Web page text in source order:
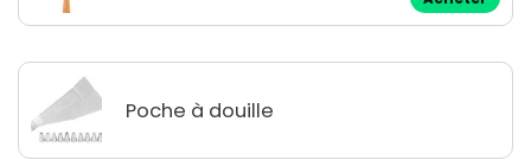
Poche à douille